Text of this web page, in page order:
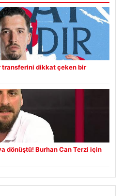
transferini dikkat çeken bir
dönüştü! Burhan Can Terzi için